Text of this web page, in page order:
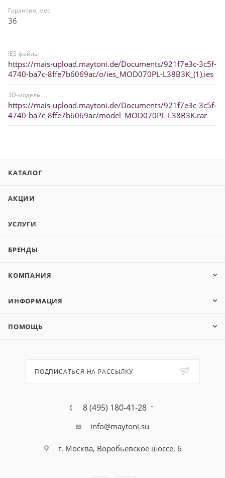
Гарантия, мес
36
IES-файлы
https://mais-upload.maytoni.de/Documents/921f7e3c-3c5f-
4740-ba7c-8ffe7b6069ac/o/ies_MOD070PL-L38B3K_(1).ies
3D-модель
https://mais-upload.maytoni.de/Documents/921f7e3c-3c5f-
4740-ba7c-8ffe7b6069ac/model_MOD070PL-L38B3K.rar
КАТАЛОГ
АКЦИИ
УСЛУГИ
БРЕНДЫ
КОМПАНИЯ
ИНФОРМАЦИЯ
ПОМОЩЬ
ПОДПИСАТЬСЯ НА РАССЫЛКУ
8 (495) 180-41-28
info@maytoni.su
г. Москва, Воробьевское шоссе, 6